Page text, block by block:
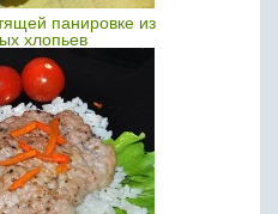
панировке из
хлопьев